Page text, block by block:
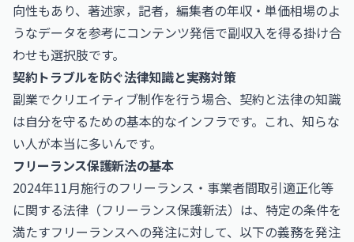
向性もあり、 著述家，記者，編集者の年収・単価相場のよ
うなデータを参考にコンテンツ発信で副収入を得る掛け合
わせも選択肢です。
契約トラブルを防ぐ法律知識と実務対策
副業でクリエイティブ制作を行う場合、契約と法律の知識
は自分を守るための基本的なインフラです。これ、知らな
い人が本当に多いんです。
フリーランス保護新法の基本
2024年11月施行のフリーランス・事業者間取引適正化等
に関する法律（フリーランス保護新法）は、特定の条件を
満たすフリーランスへの発注に対して、以下の義務を発注